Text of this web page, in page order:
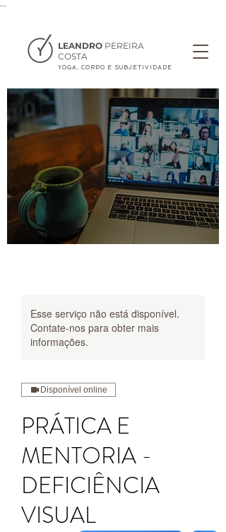
LEANDRO PEREIRA
COSTA
YOGA, CORPO E SUBJETIVIDADE
Esse serviço não está disponível.
Contate-nos para obter mais
informações.
Disponível online
PRÁTICA E
MENTORIA -
DEFICIÊNCIA
VISUAL